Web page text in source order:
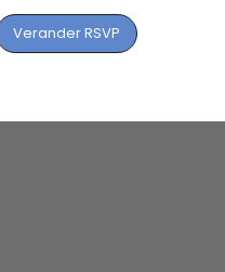
Verander RSVP